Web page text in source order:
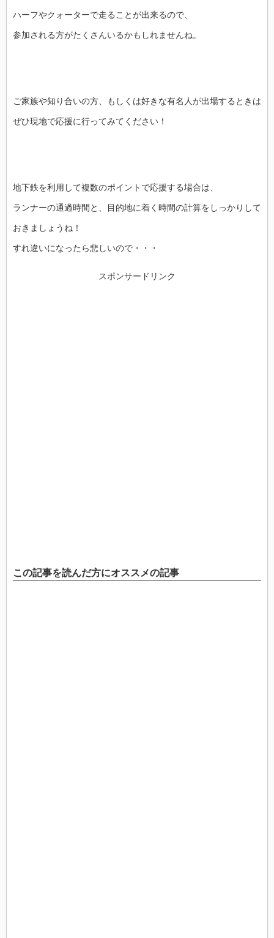
ハーフやクォーターで走ることが出来るので、
参加される方がたくさんいるかもしれませんね。
ご家族や知り合いの方、もしくは好きな有名人が出場するときは
ぜひ現地で応援に行ってみてください！
地下鉄を利用して複数のポイントで応援する場合は、
ランナーの通過時間と、目的地に着く時間の計算をしっかりして
おきましょうね！
すれ違いになったら悲しいので・・・
スポンサードリンク
この記事を読んだ方にオススメの記事